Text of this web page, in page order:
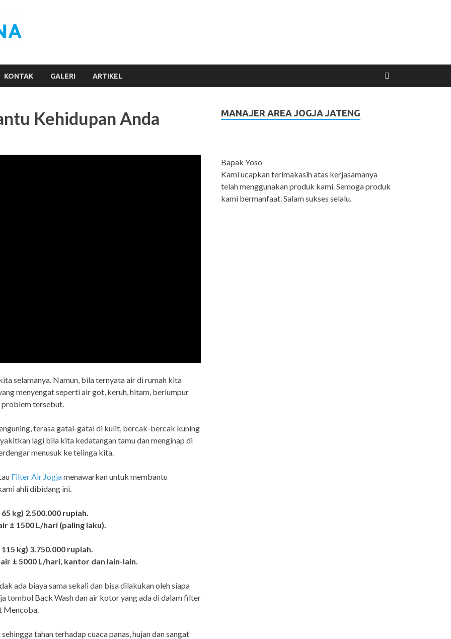
KONTAK GALERI ARTIKEL
Kehidupan Anda
selamanya. Namun, bila ternyata air di rumah kita
menyengat seperti air got, keruh, hitam, berlumpur
problem tersebut.
terasa gatal-gatal di kulit, bercak-bercak kuning
lagi bila kita kedatangan tamu dan menginap di
menusuk ke telinga kita.
Filter Air Jogjamenawarkan untuk membantu
ahli dibidang ini.
kg) 2.500.000 rupiah.
± 1500 L/hari (paling laku).
kg) 3.750.000 rupiah.
± 5000 L/hari, kantor dan lain-lain.
ada biaya sama sekali dan bisa dilakukan oleh siapa
tombol Back Wash dan air kotor yang ada di dalam filter
Mencoba.
tahan terhadap cuaca panas, hujan dan sangat
MANAJER AREA JOGJA JATENG
Bapak Yoso
Kami ucapkan terimakasih atas kerjasamanya
telah menggunakan produk kami. Semoga produk
kami bermanfaat. Salam sukses selalu.